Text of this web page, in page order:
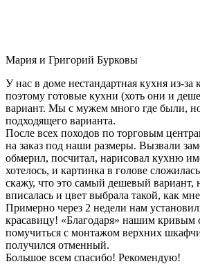
Мария и Григорий Бурковы
У нас в доме нестандартная кухня из-за
поэтому готовые кухни (хоть они и
вариант. Мы с мужем много где были,
подходящего варианта.
После всех походов по торговым
на заказ под наши размеры. Вызвали
обмерил, посчитал, нарисовал кухню
хотелось, и картинка в голове
скажу, что это самый дешевый вариант,
вписалась и цвет выбрала такой, как
Примерно через 2 недели нам
красавицу! «Благодаря» нашим кривым
помучиться с монтажом верхних
получился отменный.
Большое всем спасибо! Рекомендую!